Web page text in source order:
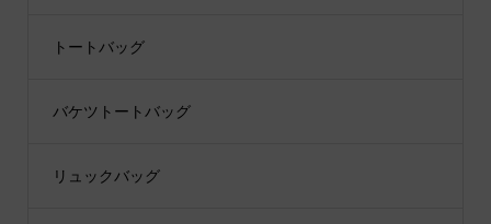
トートバッグ
バケツトートバッグ
リュックバッグ